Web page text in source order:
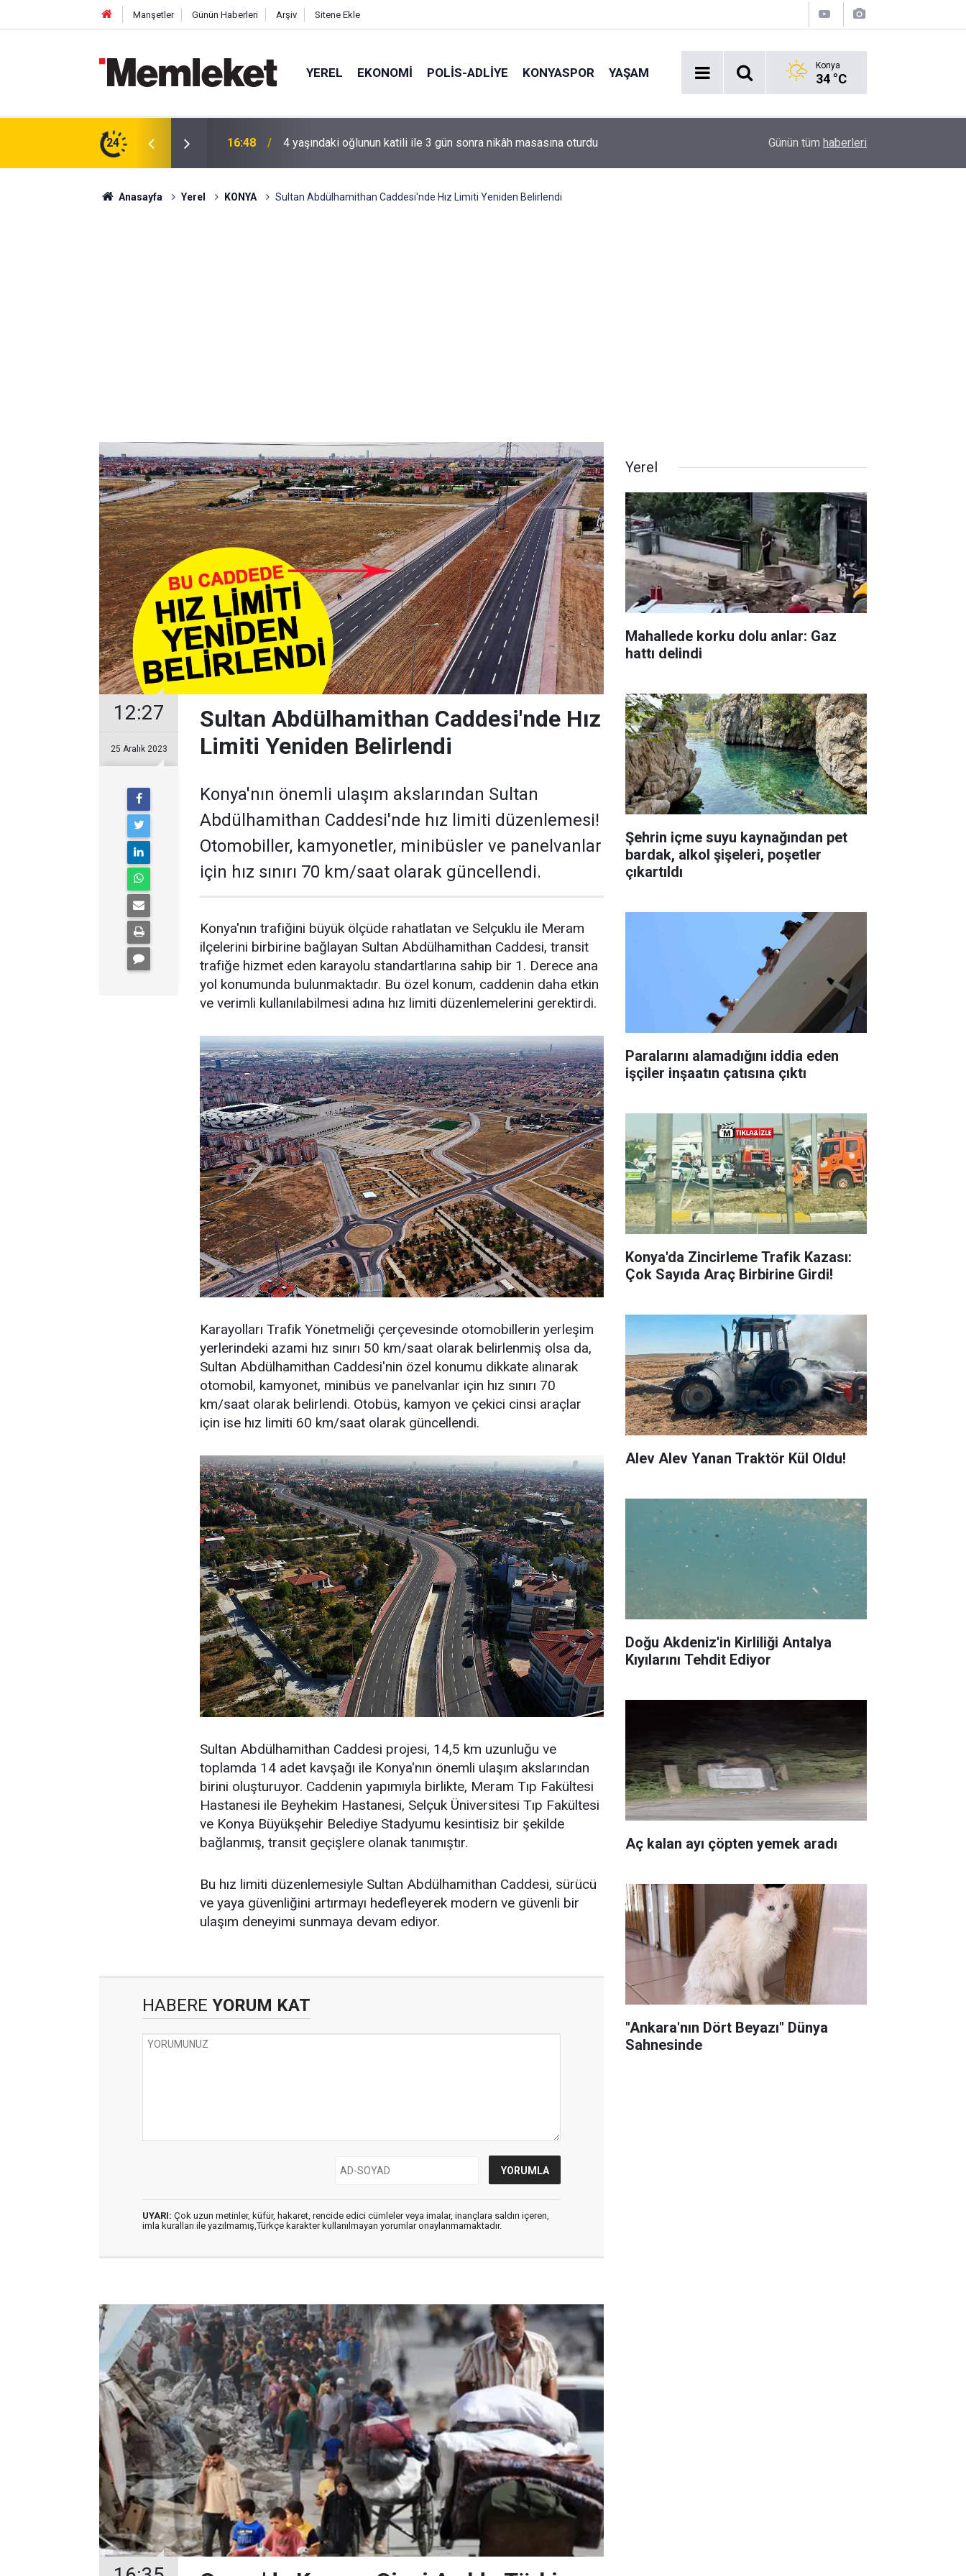
Manşetler Günün Haberleri Arşiv Sitene Ekle
YEREL EKONOMI POLİS-ADLİYE KONYASPOR YAŞAM Konya
34 °C
24
sonra nikâh masasına oturdu 16:44 Mahallede korku dolu anlar: Gaz hattı delindi Akaryakıt İstasyonunda Panik: Lastikçi
Günün tüm haberleri
Anasayfa Yerel KONYA Sultan Abdülhamithan Caddesi'nde Hız Limiti Yeniden Belirlendi
12:27
25 Aralık 2023
Sultan Abdülhamithan Caddesi'nde Hız
Limiti Yeniden Belirlendi
Konya'nın önemli ulaşım akslarından Sultan
Abdülhamithan Caddesi'nde hız limiti düzenlemesi!
Otomobiller, kamyonetler, minibüsler ve panelvanlar
için hız sınırı 70 km/saat olarak güncellendi.
Konya'nın trafiğini büyük ölçüde rahatlatan ve Selçuklu ile Meram
ilçelerini birbirine bağlayan Sultan Abdülhamithan Caddesi, transit
trafiğe hizmet eden karayolu standartlarına sahip bir 1. Derece ana
yol konumunda bulunmaktadır. Bu özel konum, caddenin daha etkin
ve verimli kullanılabilmesi adına hız limiti düzenlemelerini gerektirdi.
Karayolları Trafik Yönetmeliği çerçevesinde otomobillerin yerleşim
yerlerindeki azami hız sınırı 50 km/saat olarak belirlenmiş olsa da,
Sultan Abdülhamithan Caddesi'nin özel konumu dikkate alınarak
otomobil, kamyonet, minibüs ve panelvanlar için hız sınırı 70
km/saat olarak belirlendi. Otobüs, kamyon ve çekici cinsi araçlar
için ise hız limiti 60 km/saat olarak güncellendi.
Sultan Abdülhamithan Caddesi projesi, 14,5 km uzunluğu ve
toplamda 14 adet kavşağı ile Konya'nın önemli ulaşım akslarından
birini oluşturuyor. Caddenin yapımıyla birlikte, Meram Tıp Fakültesi
Hastanesi ile Beyhekim Hastanesi, Selçuk Üniversitesi Tıp Fakültesi
ve Konya Büyükşehir Belediye Stadyumu kesintisiz bir şekilde
bağlanmış, transit geçişlere olanak tanımıştır.
Bu hız limiti düzenlemesiyle Sultan Abdülhamithan Caddesi, sürücü
ve yaya güvenliğini artırmayı hedefleyerek modern ve güvenli bir
ulaşım deneyimi sunmaya devam ediyor.
HABERE YORUM KAT
UYARI: Çok uzun metinler, küfür, hakaret, rencide edici cümleler veya imalar, inançlara saldırı içeren,
imla kuralları ile yazılmamış,Türkçe karakter kullanılmayan yorumlar onaylanmamaktadır.
Yerel
Mahallede korku dolu anlar: Gaz
hattı delindi
Şehrin içme suyu kaynağından pet
bardak, alkol şişeleri, poşetler
çıkartıldı
Paralarını alamadığını iddia eden
işçiler inşaatın çatısına çıktı
Konya'da Zincirleme Trafik Kazası:
Çok Sayıda Araç Birbirine Girdi!
Alev Alev Yanan Traktör Kül Oldu!
Doğu Akdeniz'in Kirliliği Antalya
Kıyılarını Tehdit Ediyor
Aç kalan ayı çöpten yemek aradı
"Ankara'nın Dört Beyazı" Dünya
Sahnesinde